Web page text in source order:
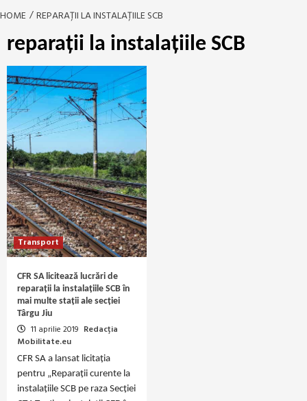
HOME REPARAȚII LA INSTALAȚIILE SCB
reparații la instalațiile SCB
Transport
CFR SA licitează lucrări de
reparații la instalațiile SCB în
mai multe stații ale secției
Târgu Jiu
11 aprilie 2019 Redacția
Mobilitate.eu
CFR SA a lansat licitația
pentru „Reparaţii curente la
instalaţiile SCB pe raza Secţiei